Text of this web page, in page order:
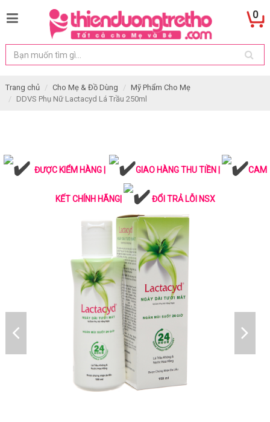
0
Trang chủ Cho Mẹ & Đồ Dùng
Mỹ Phẩm Cho Mẹ
DDVS Phụ Nữ Lactacyd Lá Trầu 250ml
ĐƯỢC KIỂM HÀNG | GIAO HÀNG THU TIỀN | CAM
KẾT CHÍNH HÃNG| ĐỔI TRẢ LỖI NSX